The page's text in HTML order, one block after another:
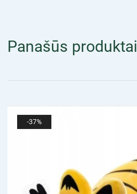
Panašūs produktai
-37%